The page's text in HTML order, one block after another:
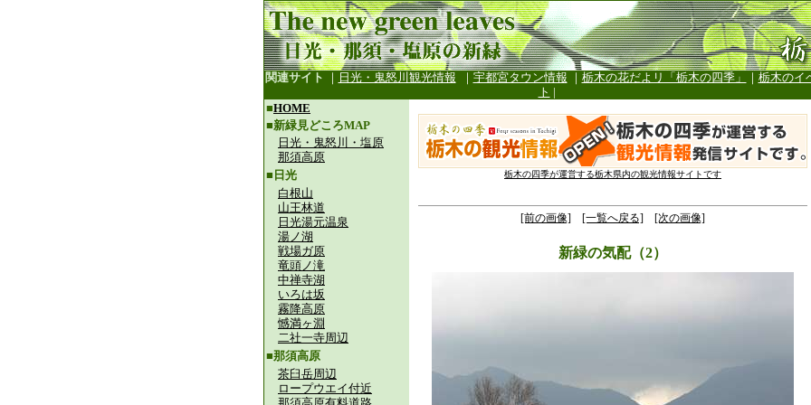
関連サイト ｜ 日光・鬼怒川観光情報 ｜ 宇都宮タウン情報 ｜ 栃木の花だよリ「栃木の四季」 ｜ 栃木のイ
ト |
■HOME
■新緑見どころMAP
日光・鬼怒川・塩原
那須高原
■日光
白根山
山王林道
日光湯元温泉
湯ノ湖
戦場ガ原
竜頭ノ滝
中禅寺湖
いろは坂
霧降高原
憾満ヶ淵
二社一寺周辺
■那須高原
茶臼岳周辺
ロープウエイ付近
栃木の四季が運営する栃木県内の観光情報サイトです
[前の画像] [一覧へ戻る] [次の画像]
新緑の気配（2）